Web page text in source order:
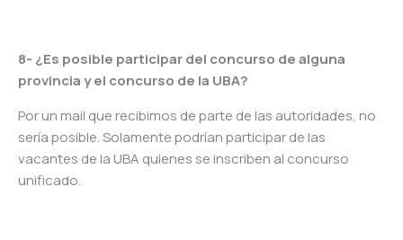
8- ¿Es posible participar del concurso de alguna
provincia y el concurso de la UBA?
Por un mail que recibimos de parte de las autoridades, no
sería posible. Solamente podrían participar de las
vacantes de la UBA quienes se inscriben al concurso
unificado.